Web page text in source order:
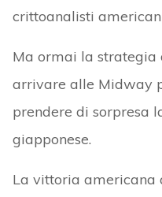
crittoanalisti
Ma ormai la strategia
arrivare alle Midway
prendere di sorpresa
giapponese.
La vittoria americana